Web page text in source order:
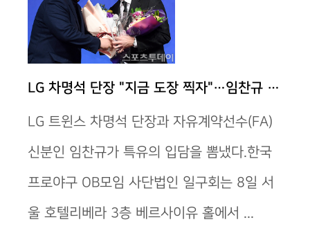
LG 차명석 단장 "지금 도장 찍자"…임찬규 "도장 …
LG 트윈스 차명석 단장과 자유계약선수(FA)
신분인 임찬규가 특유의 입담을 뽐냈다.한국
프로야구 OB모임 사단법인 일구회는 8일 서
울 호텔리베라 3층 베르사이유 홀에서 ...